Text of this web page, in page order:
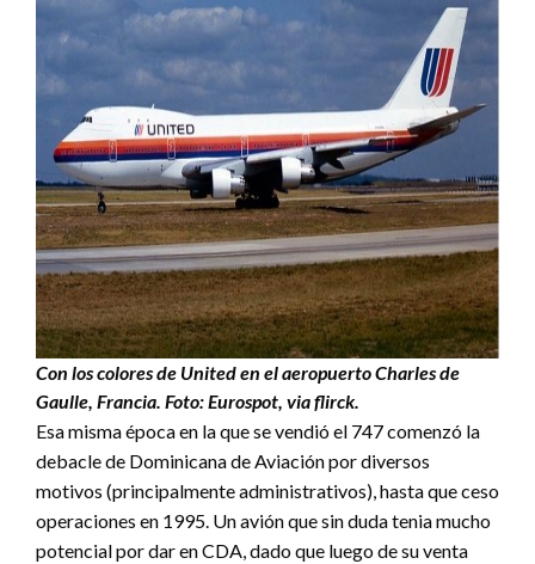
Con los colores de United en el aeropuerto Charles de
Gaulle, Francia. Foto: Eurospot, via flirck.
Esa misma época en la que se vendió el 747 comenzó la
debacle de Dominicana de Aviación por diversos
motivos (principalmente administrativos), hasta que ceso
operaciones en 1995. Un avión que sin duda tenia mucho
potencial por dar en CDA, dado que luego de su venta